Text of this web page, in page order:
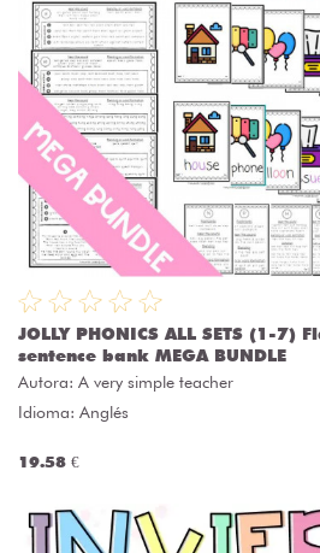
JOLLY PHONICS ALL SETS (1-7)
sentence bank MEGA BUNDLE
Autora: A very simple teacher
Idioma: Anglés
19.58 €